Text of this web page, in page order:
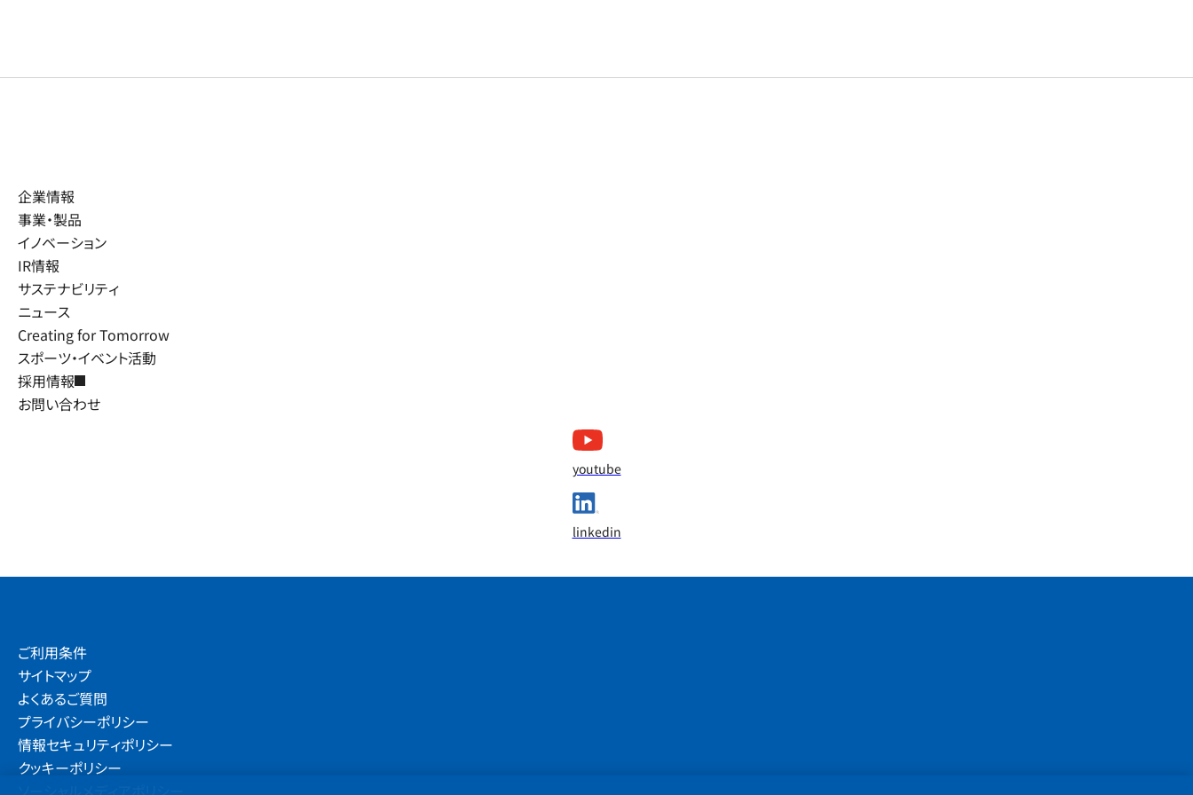
企業情報
事業・製品
イノベーション
IR情報
サステナビリティ
ニュース
Creating for Tomorrow
スポーツ・イベント活動
採用情報
お問い合わせ
youtube
linkedin
ご利用条件
サイトマップ
よくあるご質問
プライバシーポリシー
情報セキュリティポリシー
クッキーポリシー